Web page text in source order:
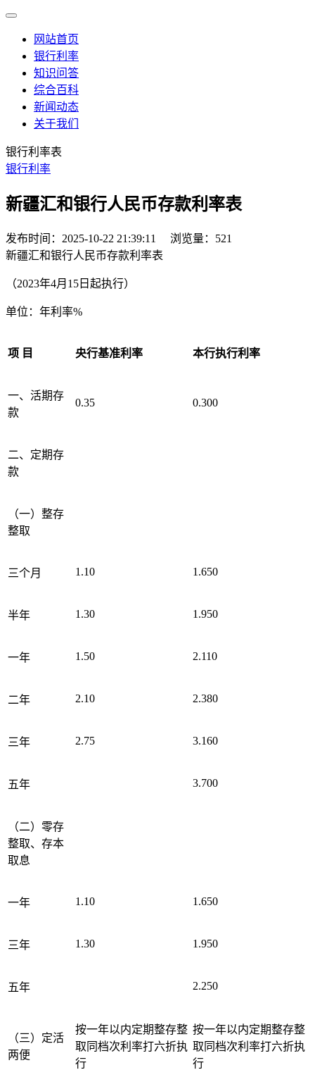
网站首页
银行利率
知识问答
综合百科
新闻动态
关于我们
银行利率表
银行利率
新疆汇和银行人民币存款利率表
发布时间：2025-10-22 21:39:11
浏览量：521
新疆汇和银行人民币存款利率表
（2023年4月15日起执行）
单位：年利率%
项 目 央行基准利率 本行执行利率
一、活期存
款
0.35 0.300
二、定期存
款
（一）整存
整取
三个月 1.10 1.650
半年 1.30 1.950
一年 1.50 2.110
二年 2.10 2.380
三年 2.75 3.160
五年 3.700
（二）零存
整取、存本
取息
一年 1.10 1.650
三年 1.30 1.950
五年 2.250
（三）定活
两便
按一年以内定期整存整
取同档次利率打六折执
行
按一年以内定期整存整
取同档次利率打六折执
行